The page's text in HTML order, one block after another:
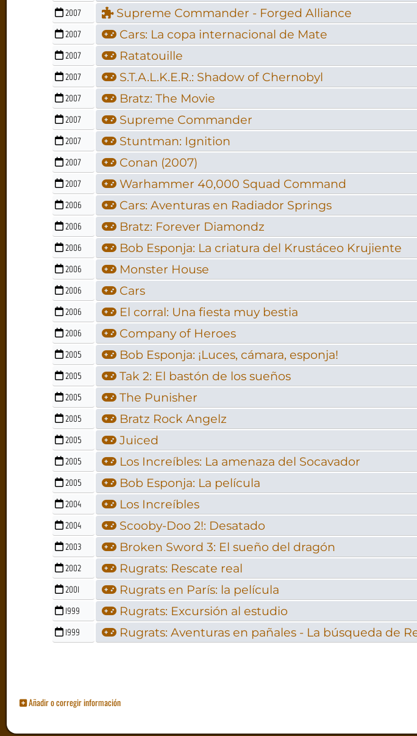
2007 Supreme Commander - Forged Alliance
2007 Cars: La copa internacional de Mate
2007 Ratatouille
2007 S.T.A.L.K.E.R.: Shadow of Chernobyl
2007 Bratz: The Movie
2007 Supreme Commander
2007 Stuntman: Ignition
2007 Conan (2007)
2007 Warhammer 40,000 Squad Command
2006 Cars: Aventuras en Radiador Springs
2006 Bratz: Forever Diamondz
2006 Bob Esponja: La criatura del Krustáceo Krujiente
2006 Monster House
2006 Cars
2006 El corral: Una fiesta muy bestia
2006 Company of Heroes
2005 Bob Esponja: ¡Luces, cámara, esponja!
2005 Tak 2: El bastón de los sueños
2005 The Punisher
2005 Bratz Rock Angelz
2005 Juiced
2005 Los Increíbles: La amenaza del Socavador
2005 Bob Esponja: La película
2004 Los Increíbles
2004 Scooby-Doo 2!: Desatado
2003 Broken Sword 3: El sueño del dragón
2002 Rugrats: Rescate real
2001 Rugrats en París: la película
1999 Rugrats: Excursión al estudio
1999 Rugrats: Aventuras en pañales - La búsqueda de
Añadir o corregir información